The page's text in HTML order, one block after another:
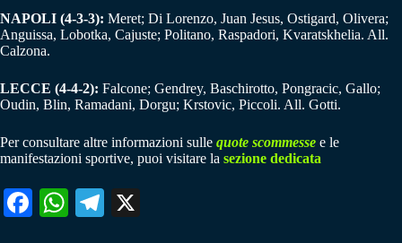
NAPOLI (4-3-3): Meret; Di Lorenzo, Juan Jesus, Ostigard, Olivera;
Anguissa, Lobotka, Cajuste; Politano, Raspadori, Kvaratskhelia. All.
Calzona.
LECCE (4-4-2): Falcone; Gendrey, Baschirotto, Pongracic, Gallo;
Oudin, Blin, Ramadani, Dorgu; Krstovic, Piccoli. All. Gotti.
Per consultare altre informazioni sulle quote scommesse e le
manifestazioni sportive, puoi visitare la sezione dedicata
Fa W
Te